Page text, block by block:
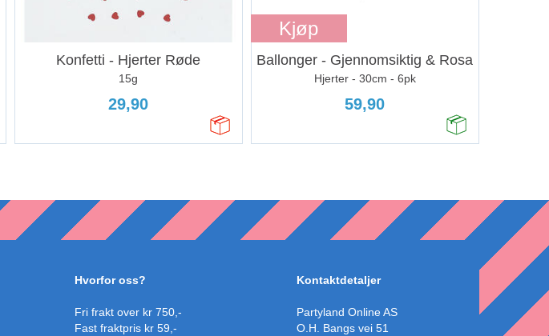
Konfetti - Hjerter Røde
15g
29,90
Kjøp
Ballonger - Gjennomsiktig & Rosa
Hjerter - 30cm - 6pk
59,90
Hvorfor oss?
Fri frakt over kr 750,-
Fast fraktpris kr 59,-
Kontaktdetaljer
Partyland Online AS
O.H. Bangs vei 51